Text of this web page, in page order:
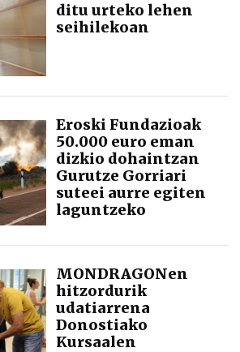
ditu urteko lehen
seihilekoan
Eroski Fundazioak
50.000 euro eman
dizkio dohaintzan
Gurutze Gorriari
suteei aurre egiten
laguntzeko
MONDRAGONen
hitzordurik
udatiarrena
Donostiako
Kursaalen